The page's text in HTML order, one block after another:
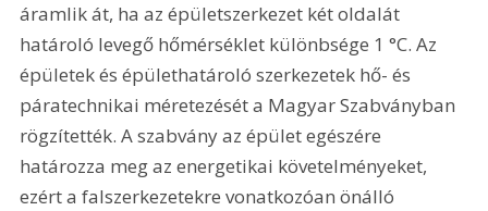
áramlik át, ha az épületszerkezet két oldalát
határoló levegő hőmérséklet különbsége 1 °C. Az
épületek és épülethatároló szerkezetek hő- és
páratechnikai méretezését a Magyar Szabványban
rögzítették. A szabvány az épület egészére
határozza meg az energetikai követelményeket,
ezért a falszerkezetekre vonatkozóan önálló